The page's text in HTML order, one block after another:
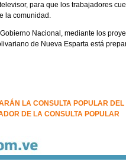
para que los trabajadores
la comunidad.
Nacional, mediante los
de Nueva Esparta está
LA CONSULTA POPULAR
DE LA CONSULTA POPULAR